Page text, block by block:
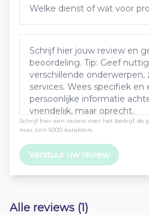
Schrijf hier een review over het bedrijf, de
max zo’n 5000 karakters
Verstuur uw review
Alle reviews (1)